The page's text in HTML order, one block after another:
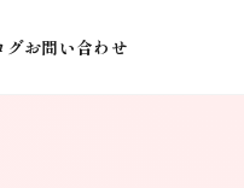
グお問い合わせ